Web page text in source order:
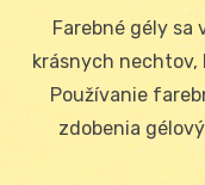
Farebné gély
krásnych
Používanie
zdobenia